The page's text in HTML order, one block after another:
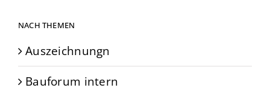
NACH THEMEN
Auszeichnungn
Bauforum intern